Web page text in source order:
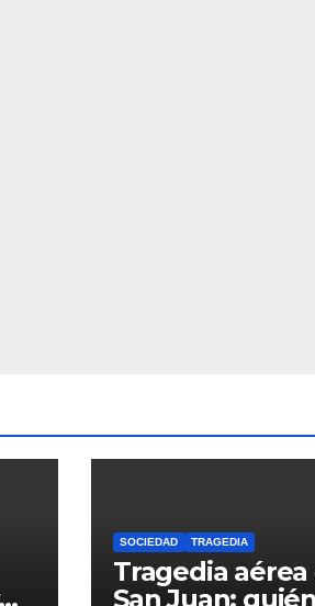
SOCIEDAD TRAGEDIA
Tragedia aérea
San Juan: